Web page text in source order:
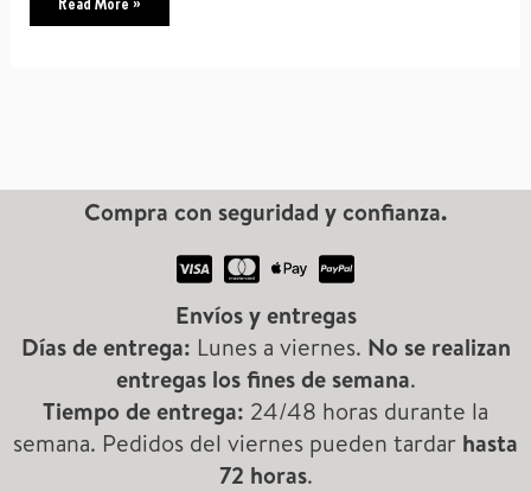
carne
Compra con seguridad y confianza.
Envíos y entregas
Días de entrega: Lunes a viernes. No se realizan
entregas los fines de semana.
Tiempo de entrega: 24/48 horas durante la
semana. Pedidos del viernes pueden tardar hasta
72 horas.